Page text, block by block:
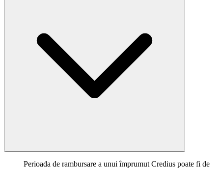
Perioada de rambursare a unui împrumut Credius poate fi de